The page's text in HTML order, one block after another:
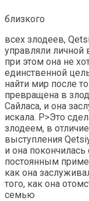
близкого
всех злодеев,
управляли личной
при этом она не
единственной
найти мир после
превращена в
Сайласа, и она
искала. P>Это
злодеем, в
выступления
и она
постоянным
как она
того, как она
семью